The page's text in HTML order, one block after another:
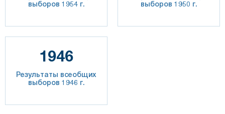
выборов 1954 г.
выборов 1950 г.
1946
Результаты всеобщих
выборов 1946 г.